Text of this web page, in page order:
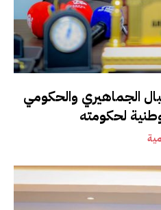
الجماهيري والحكومي
لحكومته